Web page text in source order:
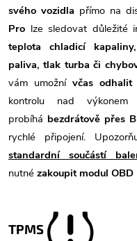
svého vozidla přímo na
Pro lze sledovat důležité
teplota chladicí
paliva, tlak turba či
vám umožní včas odhalit
kontrolu nad
probíhá bezdrátově přes
rychlé připojení.
standardní součástí
nutné zakoupit modul OBD
TPMS